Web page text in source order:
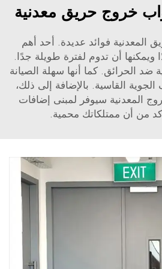
خروج حريق معدنية
المعدنية فوائد عديدة. أحد أهم
ويمكنها أن تدوم لفترة طويلة جدًا.
ضد الحرائق. كما أنها سهلة الصيانة
القاسية. بالإضافة إلى ذلك،
المعدنية سيوفر لمبنى إضافات
من أن ممتلكاتك محمية.